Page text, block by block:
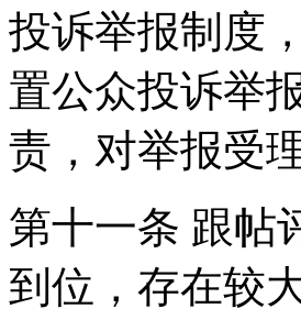
投诉举报制度
置公众投诉举
责，对举报受
第十一条 跟帖
到位，存在较